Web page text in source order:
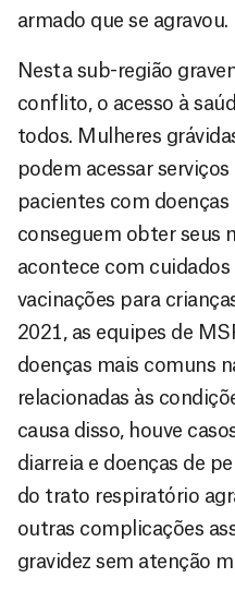
armado que se agravou.
Nesta sub-região
conflito, o acesso à
todos. Mulheres
podem acessar
pacientes com
conseguem obter seus
acontece com
vacinações para
2021, as equipes de
doenças mais comuns
relacionadas às
causa disso, houve
diarreia e doenças de
do trato respiratório
outras complicações
gravidez sem atenção